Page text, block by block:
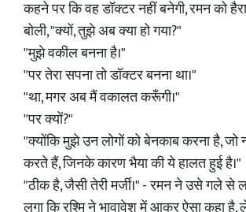
कहने पर कि वह डॉक्टर नहीं बनेगी, रमन को
बोली, "क्यों, तुझे अब क्या हो गया?"
"मुझे वकील बनना है।"
"पर तेरा सपना तो डॉक्टर बनना था।"
"था, मगर अब मैं वकालत करूँगी।"
"पर क्यों?"
"क्योंकि मुझे उन लोगों को बेनकाब करना है, जो
करते हैं, जिनके कारण भैया की ये हालत हुई है।"
"ठीक है, जैसी तेरी मर्जी।" - रमन ने उसे गले से